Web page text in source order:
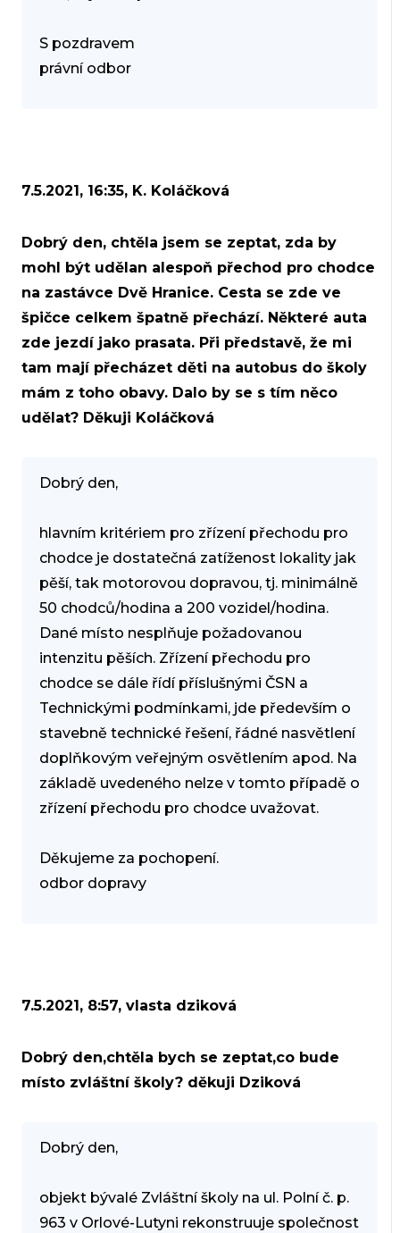
S pozdravem
právní odbor
7.5.2021, 16:35, K. Koláčková
Dobrý den, chtěla jsem se zeptat, zda by
mohl být udělan alespoň přechod pro chodce
na zastávce Dvě Hranice. Cesta se zde ve
špičce celkem špatně přechází. Některé auta
zde jezdí jako prasata. Při představě, že mi
tam mají přecházet děti na autobus do školy
mám z toho obavy. Dalo by se s tím něco
udělat? Děkuji Koláčková
Dobrý den,
hlavním kritériem pro zřízení přechodu pro
chodce je dostatečná zatíženost lokality jak
pěší, tak motorovou dopravou, tj. minimálně
50 chodců/hodina a 200 vozidel/hodina.
Dané místo nesplňuje požadovanou
intenzitu pěších. Zřízení přechodu pro
chodce se dále řídí příslušnými ČSN a
Technickými podmínkami, jde především o
stavebně technické řešení, řádné nasvětlení
doplňkovým veřejným osvětlením apod. Na
základě uvedeného nelze v tomto případě o
zřízení přechodu pro chodce uvažovat.
Děkujeme za pochopení.
odbor dopravy
7.5.2021, 8:57, vlasta dziková
Dobrý den,chtěla bych se zeptat,co bude
místo zvláštní školy? děkuji Dziková
Dobrý den,
objekt bývalé Zvláštní školy na ul. Polní č. p.
963 v Orlové-Lutyni rekonstruuje společnost